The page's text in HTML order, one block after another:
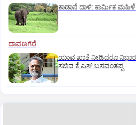
ಕಾಡಾನೆ ದಾಳಿ: ಕಾರ್ಮಿಕ ಮಹಿಳೆ
ದಾವಣಗೆರೆ
ಯಾವ ಖಾತೆ ನೀಡಿದರೂ
ಸಚಿವ ಕೆ.ಎಸ್.ಬಸವಂತಪ್ಪ